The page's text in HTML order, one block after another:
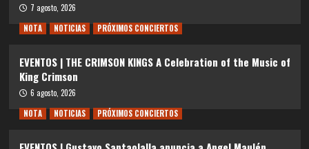
7 agosto, 2026
NOTA
NOTICIAS PRÓXIMOS CONCIERTOS
EVENTOS | THE CRIMSON KINGS A Celebration of the Music of
King Crimson
6 agosto, 2026
NOTA
NOTICIAS PRÓXIMOS CONCIERTOS